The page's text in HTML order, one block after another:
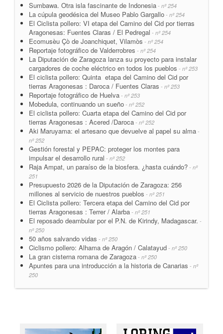
Sumbawa. Otra isla fascinante de Indonesia - nº 254
La cúpula geodésica del Museo Pablo Gargallo - nº 254
El Ciclista pollero: VI etapa del Camino del Cid por tierras
Aragonesas: Fuentes Claras / El Pedregal - nº 254
Ecomusèu Çò de Joanchiquet, Vilamòs - nº 254
Reportaje fotográfico de Valderrobres - nº 254
La Diputación de Zaragoza lanza su proyecto para instalar
cargadores de coche eléctrico en todos los pueblos - nº 253
El ciclista pollero: Quinta etapa del Camino del Cid por
tierras Aragonesas : Daroca / Fuentes Claras - nº 253
Reportaje fotográfico de Huelva - nº 253
Mobedula, continuando un sueño - nº 252
El ciclista pollero: Cuarta etapa del Camino del Cid por
tierras Aragonesas : Acered /Daroca - nº 252
Aki Maruyama: el artesano que devuelve al papel su alma -
nº 252
Gestión forestal y PEPAC: proteger los montes para
impulsar el desarrollo rural - nº 252
Raja Ampat, un paraíso de la biosfera. ¿hasta cuándo? - nº
251
Presupuesto 2026 de la Diputación de Zaragoza: 256
millones al servicio de nuestros pueblos - nº 251
El Ciclista pollero: Tercera etapa del Camino del Cid por
tierras Aragonesas : Terrer / Alarba - nº 251
El reposado deambular por el P.N. de Kirindy, Madagascar. -
nº 250
50 años salvando vidas - nº 250
Ciclismo pollero: Alhama de Aragón / Calatayud - nº 250
La gran cisterna romana de Zaragoza - nº 250
Apuntes para una introducción a la historia de Canarias - nº
250